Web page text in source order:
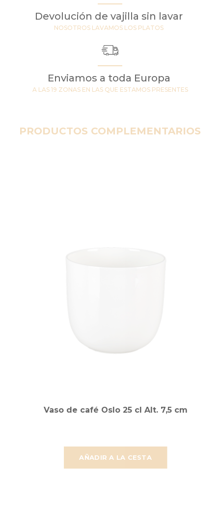
Devolución de vajilla sin lavar
NOSOTROS LAVAMOS LOS PLATOS
Enviamos a toda Europa
A LAS 19 ZONAS EN LAS QUE ESTAMOS PRESENTES
PRODUCTOS COMPLEMENTARIOS
AÑADIR A LA CESTA
Vaso de café Oslo 25 cl Alt. 7,5 cm